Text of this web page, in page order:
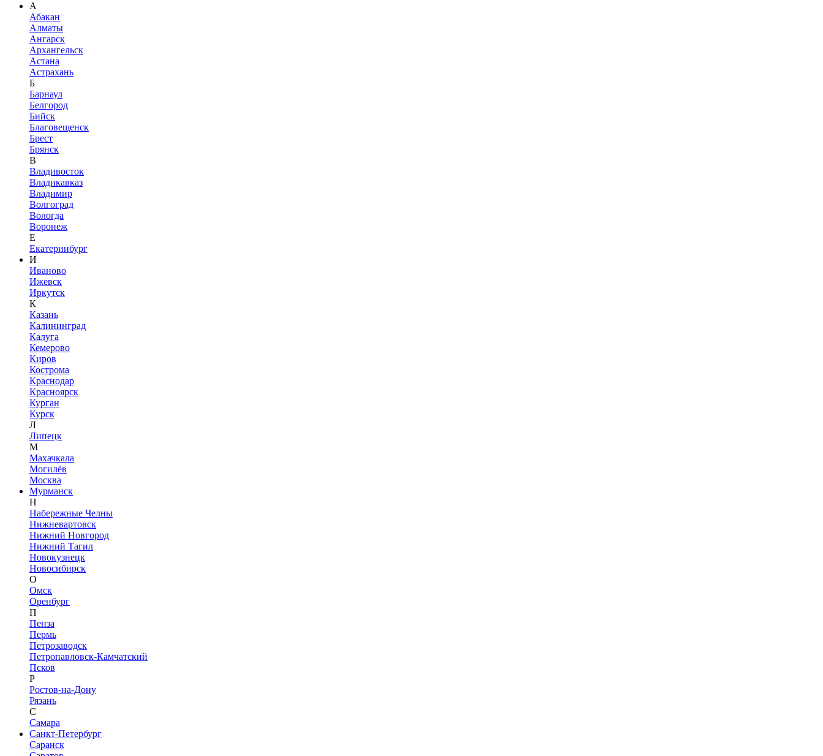
А
Абакан
Алматы
Ангарск
Архангельск
Астана
Астрахань
Б
Барнаул
Белгород
Бийск
Благовещенск
Брест
Брянск
В
Владивосток
Владикавказ
Владимир
Волгоград
Вологда
Воронеж
Е
Екатеринбург
И
Иваново
Ижевск
Иркутск
К
Казань
Калининград
Калуга
Кемерово
Киров
Кострома
Краснодар
Красноярск
Курган
Курск
Л
Липецк
М
Махачкала
Могилёв
Москва
Мурманск
Н
Набережные Челны
Нижневартовск
Нижний Новгород
Нижний Тагил
Новокузнецк
Новосибирск
О
Омск
Оренбург
П
Пенза
Пермь
Петрозаводск
Петропавловск-Камчатский
Псков
Р
Ростов-на-Дону
Рязань
С
Самара
Санкт-Петербург
Саранск